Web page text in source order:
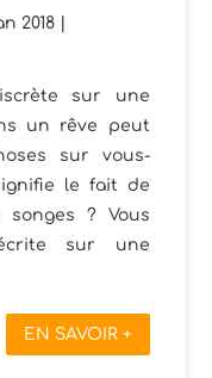
2018
sur une
un rêve peut
sur vous-
le fait de
? Vous
sur une
EN SAVOIR +